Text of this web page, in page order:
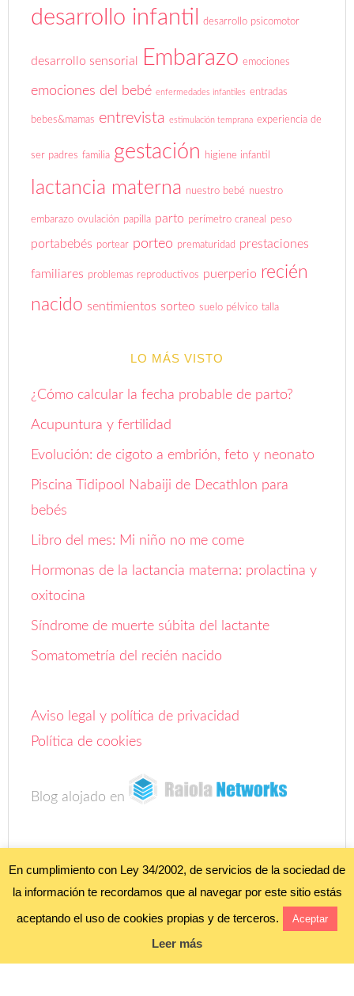
desarrollo infantil desarrollo psicomotor
desarrollo sensorial Embarazo emociones
emociones del bebé enfermedades infantiles entradas
bebes&mamas entrevista estimulación temprana experiencia de
ser padres familia gestación higiene infantil
lactancia materna nuestro bebé nuestro
embarazo ovulación papilla parto perímetro craneal peso
portabebés portear porteo prematuridad prestaciones
familiares problemas reproductivos puerperio recién
nacido sentimientos sorteo suelo pélvico talla
LO MÁS VISTO
¿Cómo calcular la fecha probable de parto?
Acupuntura y fertilidad
Evolución: de cigoto a embrión, feto y neonato
Piscina Tidipool Nabaiji de Decathlon para
bebés
Libro del mes: Mi niño no me come
Hormonas de la lactancia materna: prolactina y
oxitocina
Síndrome de muerte súbita del lactante
Somatometría del recién nacido
Aviso legal y política de privacidad
Política de cookies
Blog alojado en
• ALL RIGHTS RESERVED. •
POLÍTICA DE PRIVACIDAD";POLÍTICA DE COOKIES
•
En cumplimiento con Ley 34/2002, de servicios de la sociedad de
la información te recordamos que al navegar por este sitio estás
aceptando el uso de cookies propias y de terceros.
Aceptar
Leer más